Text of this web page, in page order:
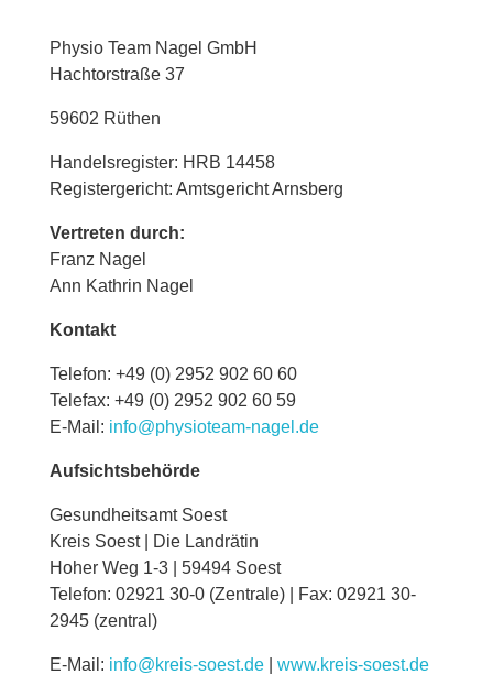
Physio Team Nagel GmbH
Hachtorstraße 37
59602 Rüthen
Handelsregister: HRB 14458
Registergericht: Amtsgericht Arnsberg
Vertreten durch:
Franz Nagel
Ann Kathrin Nagel
Kontakt
Telefon: +49 (0) 2952 902 60 60
Telefax: +49 (0) 2952 902 60 59
E-Mail: info@physioteam-nagel.de
Aufsichtsbehörde
Gesundheitsamt Soest
Kreis Soest | Die Landrätin
Hoher Weg 1-3 | 59494 Soest
Telefon: 02921 30-0 (Zentrale) | Fax: 02921 30-
2945 (zentral)
E-Mail: info@kreis-soest.de www.kreis-soest.de